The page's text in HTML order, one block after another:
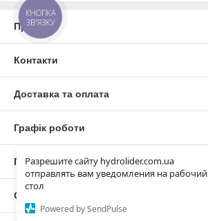
Разрешите сайту hydrolider.com.ua
отправлять вам уведомления на рабочий
стол
Powered by SendPulse
Про нас
Контакти
Доставка та оплата
Графік роботи
Повна версія сайту
Сайт створено на маркетплейсі
КНОПКА
ЗВ'ЯЗКУ